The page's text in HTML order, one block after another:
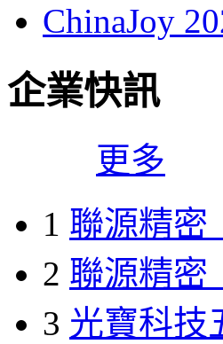
ChinaJoy
企業快訊
更多
1 聯源精密
2 聯源精密
3 光寶科技